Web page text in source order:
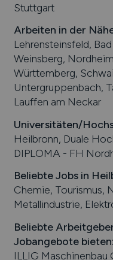
Stuttgart
Arbeiten in der
Lehrensteinsfeld,
Weinsberg,
Württemberg,
Untergruppenbach,
Lauffen am Neckar
Universitäten/
Heilbronn, Duale
DIPLOMA - FH
Beliebte Jobs in
Chemie, Tourismus,
Metallindustrie,
Beliebte
Jobangebote bieten:
ILLIG Maschinenbau